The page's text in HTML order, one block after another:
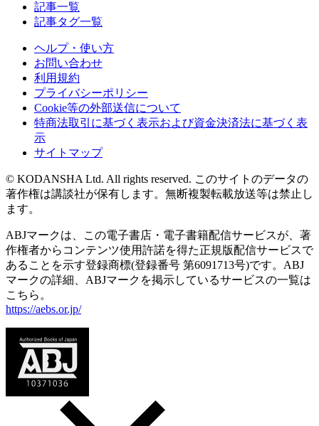
記事一覧
記事タグ一覧
ヘルプ・使い方
お問い合わせ
利用規約
プライバシーポリシー
Cookie等の外部送信について
特商法取引に基づく表示および資金決済法に基づく表
示
サイトマップ
© KODANSHA Ltd. All rights reserved. このサイトのデータの
著作権は講談社が保有します。無断複製転載放送等は禁止し
ます。
ABJマークは、この電子書店・電子書籍配信サービスが、著
作権者からコンテンツ使用許諾を得た正規版配信サービスで
あることを示す登録商標(登録番号 第6091713号)です。ABJ
マークの詳細、ABJマークを掲示しているサービスの一覧は
こちら。
https://aebs.or.jp/